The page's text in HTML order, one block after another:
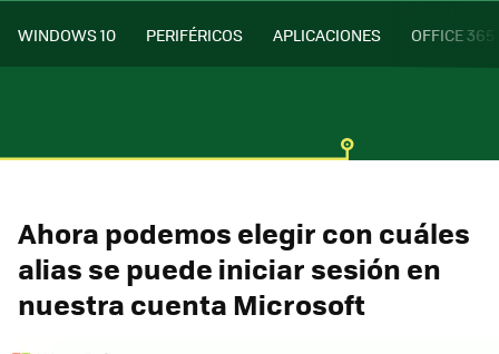
WINDOWS 10 PERIFÉRICOS APLICACIONES OFFICE 365
Ahora podemos elegir con cuáles
alias se puede iniciar sesión en
nuestra cuenta Microsoft